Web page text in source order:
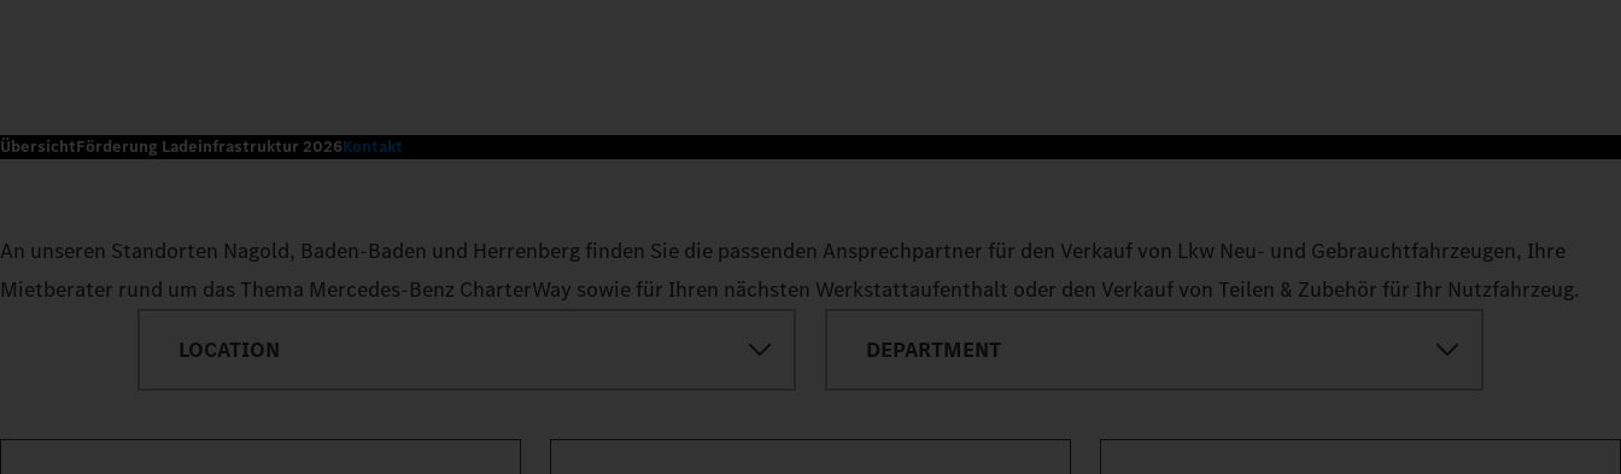
ÜbersichtFörderung Ladeinfrastruktur 2026Kontakt
An unseren Standorten Nagold, Baden-Baden und Herrenberg finden Sie die passenden Ansprechpartner für den Verkauf von Lkw Neu- und Gebrauchtfahrzeugen, Ihre
Mietberater rund um das Thema Mercedes-Benz CharterWay sowie für Ihren nächsten Werkstattaufenthalt oder den Verkauf von Teilen & Zubehör für Ihr Nutzfahrzeug.
LOCATION DEPARTMENT